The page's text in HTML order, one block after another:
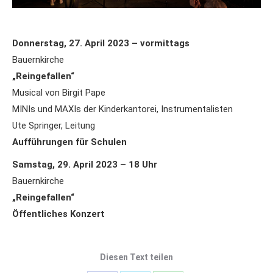
Donnerstag, 27. April 2023 – vormittags
Bauernkirche
„Reingefallen“
Musical von Birgit Pape
MINIs und MAXIs der Kinderkantorei, Instrumentalisten
Ute Springer, Leitung
Aufführungen für Schulen
Samstag, 29. April 2023 – 18 Uhr
Bauernkirche
„Reingefallen“
Öffentliches Konzert
Diesen Text teilen